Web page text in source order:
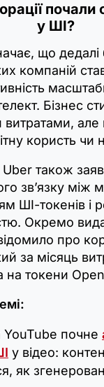
почали
у ШІ?
що дедалі
компаній
Бізнес
витратами,
користь чи
Uber також
зв’язку між
ШІ-токенів і
Окремо
про
за місяць
на токени
почне
у відео:
як